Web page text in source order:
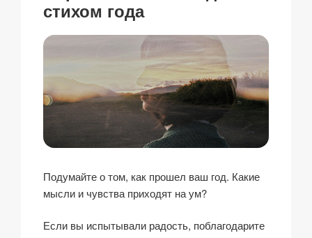
стихом года
Подумайте о том, как прошел ваш год. Какие
мысли и чувства приходят на ум?
Если вы испытывали радость, поблагодарите